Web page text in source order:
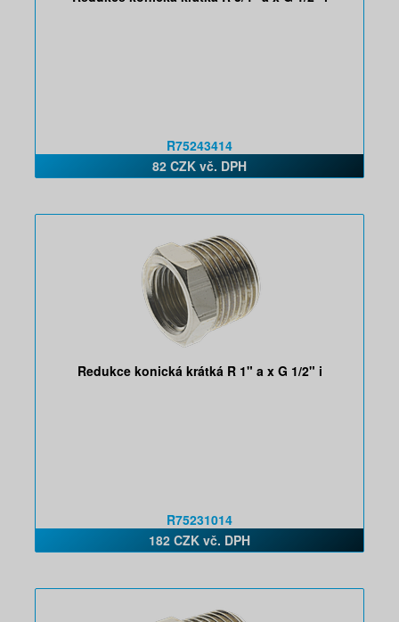
R75243414
82 CZK vč. DPH
Redukce konická krátká R 1" a x G 1/2" i
R75231014
182 CZK vč. DPH